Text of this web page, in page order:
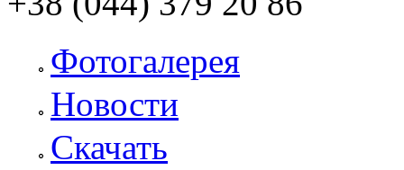
Фотогалерея
Новости
Скачать